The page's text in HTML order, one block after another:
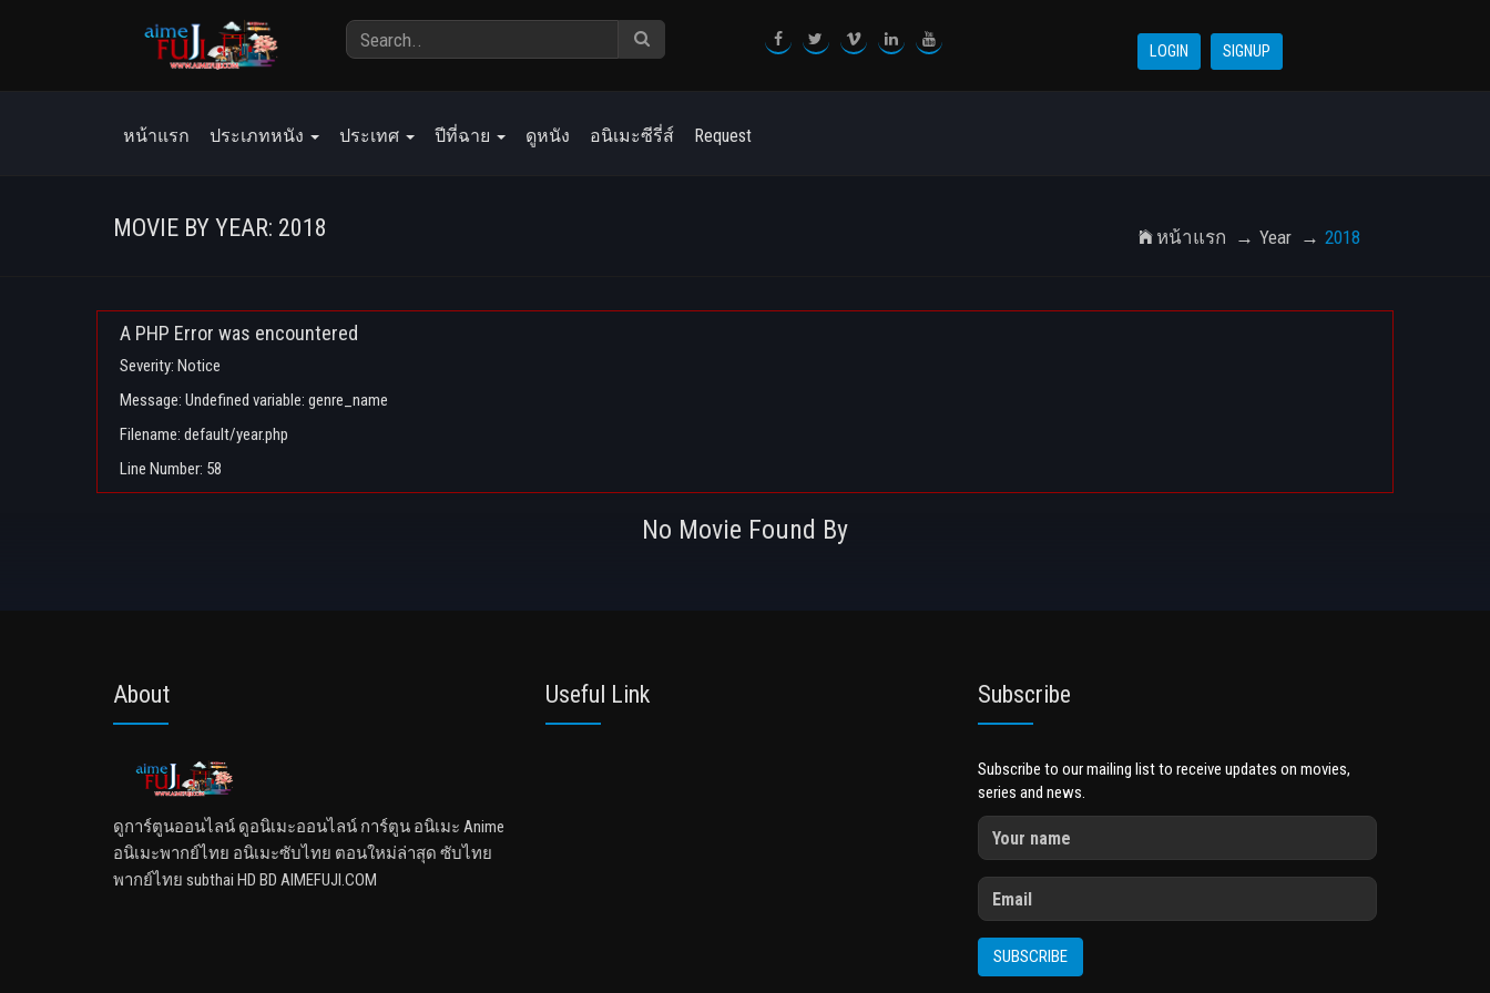
LOGIN SIGNUP
หน้าแรก ประเภทหนัง ประเทศ ปีที่ฉาย ดูหนัง อนิเมะซีรี่ส์ Request
MOVIE BY YEAR: 2018 หน้าแรก Year 2018
A PHP Error was encountered
Severity: Notice
Message: Undefined variable: genre_name
Filename: default/year.php
Line Number: 58
No Movie Found By
About
ดูการ์ตูนออนไลน์ ดูอนิเมะออนไลน์ การ์ตูน อนิเมะ Anime
อนิเมะพากย์ไทย อนิเมะซับไทย ตอนใหม่ล่าสุด ซับไทย
พากย์ไทย subthai HD BD AIMEFUJI.COM
Useful Link Subscribe
Subscribe to our mailing list to receive updates on movies,
series and news.
SUBSCRIBE